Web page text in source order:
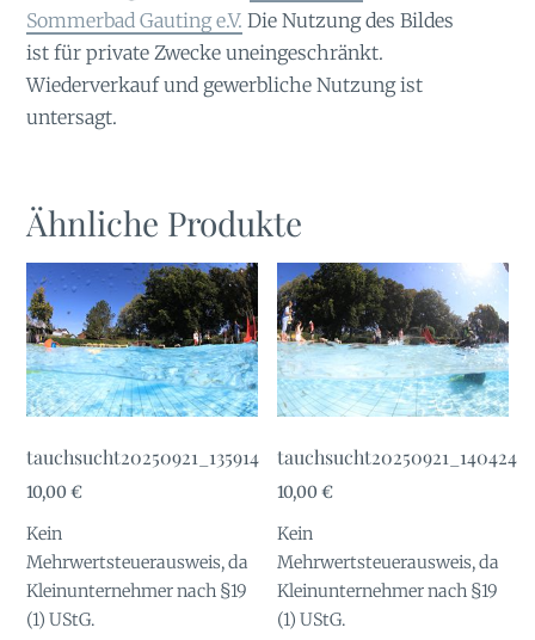
Sommerbad Gauting e.V. Die Nutzung des Bildes
ist für private Zwecke uneingeschränkt.
Wiederverkauf und gewerbliche Nutzung ist
untersagt.
Ähnliche Produkte
tauchsucht20250921_135914
10,00€
Kein
Mehrwertsteuerausweis, da
Kleinunternehmer nach §19
(1) UStG.
tauchsucht20250921_140424
10,00€
Kein
Mehrwertsteuerausweis, da
Kleinunternehmer nach §19
(1) UStG.